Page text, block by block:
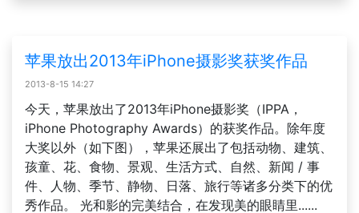
苹果放出2013年iPhone摄影奖获奖作品
2013-8-15 14:27
今天，苹果放出了2013年iPhone摄影奖（IPPA，
iPhone Photography Awards）的获奖作品。除年度
大奖以外（如下图），苹果还展出了包括动物、建筑、
孩童、花、食物、景观、生活方式、自然、新闻 / 事
件、人物、季节、静物、日落、旅行等诸多分类下的优
秀作品。 光和影的完美结合，在发现美的眼睛里......